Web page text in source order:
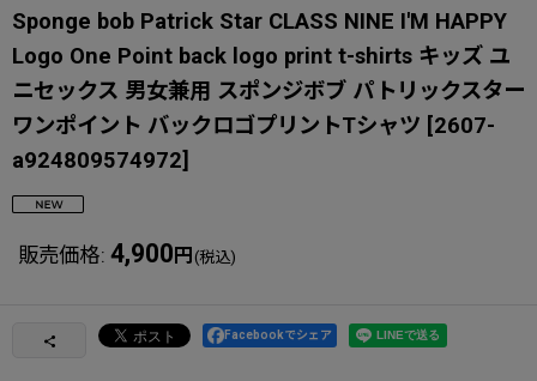
Sponge bob Patrick Star CLASS NINE I'M HAPPY
Logo One Point back logo print t-shirts キッズ ユ
ニセックス 男女兼用 スポンジボブ パトリックスター
ワンポイント バックロゴプリントTシャツ [2607-
a924809574972]
販売価格: 4,900 円 (税込)
Facebookでシェア